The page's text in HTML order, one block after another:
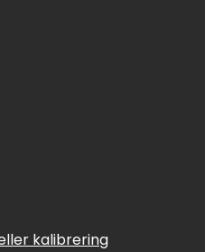
kalibrering